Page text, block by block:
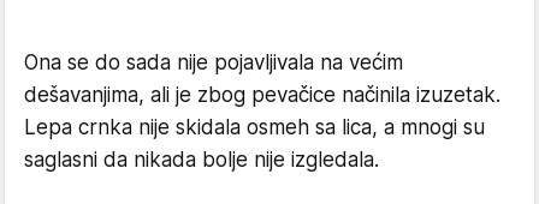
Ona se do sada nije pojavljivala na većim
dešavanjima, ali je zbog pevačice načinila izuzetak.
Lepa crnka nije skidala osmeh sa lica, a mnogi su
saglasni da nikada bolje nije izgledala.